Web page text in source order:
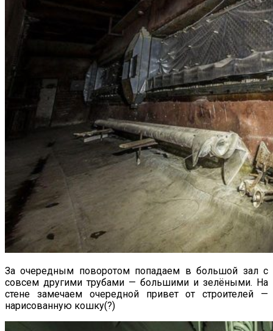
За очередным поворотом попадаем в большой зал с
совсем другими трубами — большими и зелёными. На
стене замечаем очередной привет от строителей —
нарисованную кошку(?)